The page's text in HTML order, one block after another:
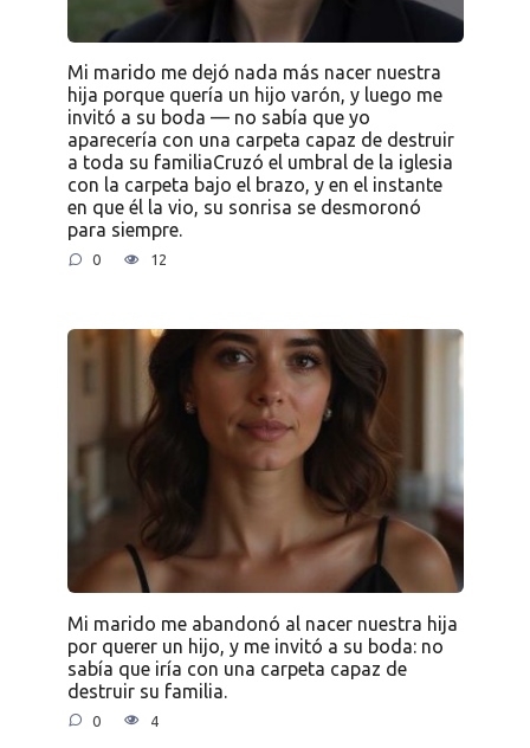
Mi marido me dejó nada más nacer nuestra
hija porque quería un hijo varón, y luego me
invitó a su boda — no sabía que yo
aparecería con una carpeta capaz de destruir
a toda su familiaCruzó el umbral de la iglesia
con la carpeta bajo el brazo, y en el instante
en que él la vio, su sonrisa se desmoronó
para siempre.
0 12
Mi marido me abandonó al nacer nuestra hija
por querer un hijo, y me invitó a su boda: no
sabía que iría con una carpeta capaz de
destruir su familia.
0 4